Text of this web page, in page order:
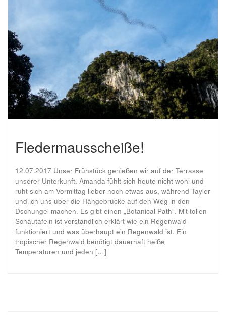
Fledermausscheiße!
12.07.2017 Unser Frühstück genießen wir auf der Terrasse
unserer Unterkunft. Amanda fühlt sich heute nicht wohl und
ruht sich am Vormittag lieber noch etwas aus, während Tayler
und ich uns über die Hängebrücke auf den Weg in den
Dschungel machen. Es gibt einen „Botanical Path“. Mit tollen
Schautafeln ist verständlich erklärt wie ein Regenwald
funktioniert und was überhaupt ein Regenwald ist. Ein
tropischer Regenwald benötigt dauerhaft heiße
Temperaturen und jeden […]